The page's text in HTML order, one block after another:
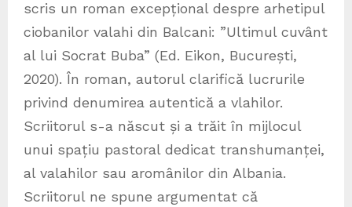
scris un roman excepțional despre arhetipul
ciobanilor valahi din Balcani: ”Ultimul cuvânt
al lui Socrat Buba” (Ed. Eikon, București,
2020). În roman, autorul clarifică lucrurile
privind denumirea autentică a vlahilor.
Scriitorul s-a născut și a trăit în mijlocul
unui spațiu pastoral dedicat transhumanței,
al valahilor sau aromânilor din Albania.
Scriitorul ne spune argumentat că